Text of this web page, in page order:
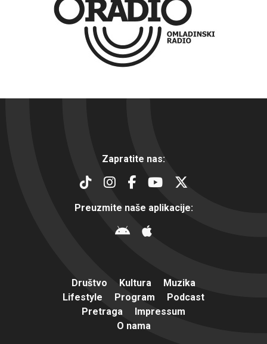
Zapratite nas:
Preuzmite naše aplikacije:
Društvo Kultura
Muzika
Lifestyle
Program
Podcast
Pretraga
Impressum
O nama